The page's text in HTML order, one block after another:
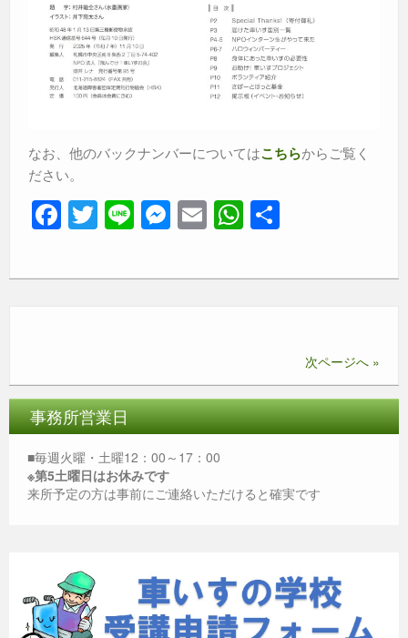
なお、他のバックナンバーについてはこちらからご覧く
ださい。
F
c
o
k
T
tt
Li
e
M
ss
er
E
ail
W
at
p
次ページへ »
事務所営業日
■毎週火曜・土曜12：00～17：00
※第5土曜日はお休みです
来所予定の方は事前にご連絡いただけると確実です